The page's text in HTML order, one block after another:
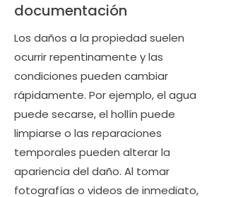
documentación
Los daños a la propiedad suelen
ocurrir repentinamente y las
condiciones pueden cambiar
rápidamente. Por ejemplo, el agua
puede secarse, el hollín puede
limpiarse o las reparaciones
temporales pueden alterar la
apariencia del daño. Al tomar
fotografías o videos de inmediato,